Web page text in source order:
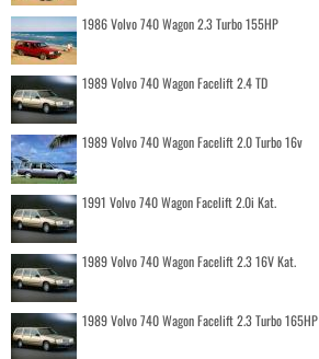
1986 Volvo 740 Wagon 2.3 Turbo 155HP
1989 Volvo 740 Wagon Facelift 2.4 TD
1989 Volvo 740 Wagon Facelift 2.0 Turbo 16v
1991 Volvo 740 Wagon Facelift 2.0i Kat.
1989 Volvo 740 Wagon Facelift 2.3 16V Kat.
1989 Volvo 740 Wagon Facelift 2.3 Turbo 165HP